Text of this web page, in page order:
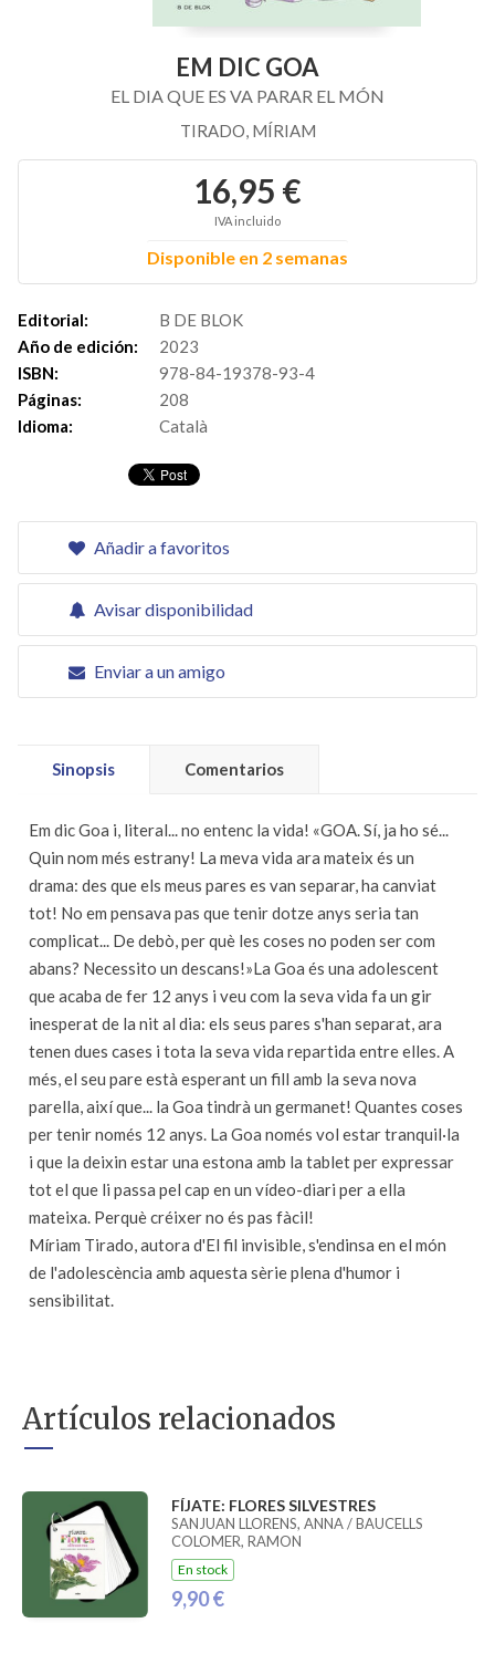
EM DIC GOA
EL DIA QUE ES VA PARAR EL MÓN
TIRADO, MÍRIAM
16,95 €
IVA incluido
Disponible en 2 semanas
Editorial:
B DE BLOK
Año de edición:
2023
ISBN:
978-84-19378-93-4
Páginas:
208
Idioma:
Català
Añadir a favoritos
Avisar disponibilidad
Enviar a un amigo
Sinopsis Comentarios
Em dic Goa i, literal... no entenc la vida! «GOA. Sí, ja ho sé...
Quin nom més estrany! La meva vida ara mateix és un
drama: des que els meus pares es van separar, ha canviat
tot! No em pensava pas que tenir dotze anys seria tan
complicat... De debò, per què les coses no poden ser com
abans? Necessito un descans!»La Goa és una adolescent
que acaba de fer 12 anys i veu com la seva vida fa un gir
inesperat de la nit al dia: els seus pares s'han separat, ara
tenen dues cases i tota la seva vida repartida entre elles. A
més, el seu pare està esperant un fill amb la seva nova
parella, així que... la Goa tindrà un germanet! Quantes coses
per tenir només 12 anys. La Goa només vol estar tranquil·la
i que la deixin estar una estona amb la tablet per expressar
tot el que li passa pel cap en un vídeo-diari per a ella
mateixa. Perquè créixer no és pas fàcil!
Míriam Tirado, autora d'El fil invisible, s'endinsa en el món
de l'adolescència amb aquesta sèrie plena d'humor i
sensibilitat.
Artículos relacionados
FÍJATE: FLORES SILVESTRES
SANJUAN LLORENS, ANNA / BAUCELLS
COLOMER, RAMON
En stock
9,90 €